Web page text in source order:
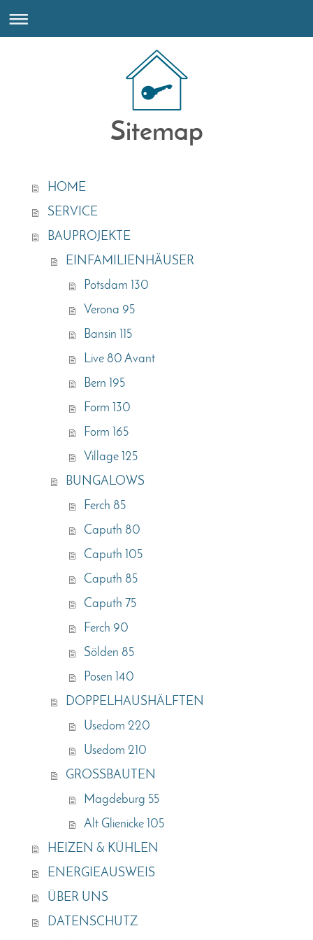
Sitemap
HOME
SERVICE
BAUPROJEKTE
EINFAMILIENHÄUSER
Potsdam 130
Verona 95
Bansin 115
Live 80 Avant
Bern 195
Form 130
Form 165
Village 125
BUNGALOWS
Ferch 85
Caputh 80
Caputh 105
Caputh 85
Caputh 75
Ferch 90
Sölden 85
Posen 140
DOPPELHAUSHÄLFTEN
Usedom 220
Usedom 210
GROSSBAUTEN
Magdeburg 55
Alt Glienicke 105
HEIZEN & KÜHLEN
ENERGIEAUSWEIS
ÜBER UNS
DATENSCHUTZ